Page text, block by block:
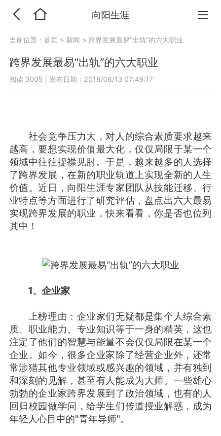
向阳生涯
当前位置：首页 > 新闻 > 跨界发展最易“出轨”的六大职业
跨界发展最易“出轨”的六大职业
阅读 3005 发布日期：2018/06/13 07:49:17
社会竞争压力大，对人的综合素质要求越来
越高，要想实现价值最大化，仅仅局限于某一个
领域中往往捉襟见肘。于是，越来越多的人选择
了跨界发展，在新的职业轨道上实现全新的人生
价值。近日，向阳生涯专家团队从技能迁移、行
业特点等方面进行了研究评估，盘点出六大最易
实现跨界发展的职业，快来看看，你是否也位列
其中！
1、企业家
上榜理由：企业家们无疑都是集个人综合素
质、职业能力、专业知识等于一身的精英，这也
注定了他们的智慧与能量不会仅仅局限在某一个
企业。如今，很多企业家除了经营企业外，还常
常涉猎其他专业领域或感兴趣的领域，并有独到
和深刻的见解，甚至有人能成为大师。一些雄心
勃勃的企业家跨界发展到了政治领域，也有的人
回归校园做学问，给学生们传道授业解惑，成为
年轻人心目中的"青年导师"。